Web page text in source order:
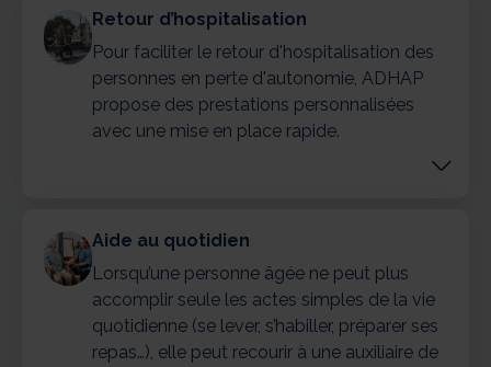
Retour d’hospitalisation
Pour faciliter le retour d'hospitalisation des
personnes en perte d'autonomie, ADHAP
propose des prestations personnalisées
avec une mise en place rapide.
Aide au quotidien
Lorsqu’une personne âgée ne peut plus
accomplir seule les actes simples de la vie
quotidienne (se lever, s’habiller, préparer ses
repas…), elle peut recourir à une auxiliaire de